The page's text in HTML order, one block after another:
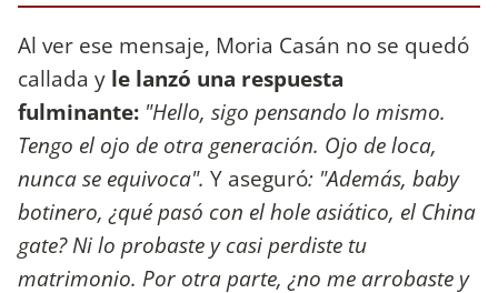
Al ver ese mensaje, Moria Casán no se quedó
callada y le lanzó una respuesta
fulminante: "Hello, sigo pensando lo mismo.
Tengo el ojo de otra generación. Ojo de loca,
nunca se equivoca". Y aseguró: "Además, baby
botinero, ¿qué pasó con el hole asiático, el China
gate? Ni lo probaste y casi perdiste tu
matrimonio. Por otra parte, ¿no me arrobaste y